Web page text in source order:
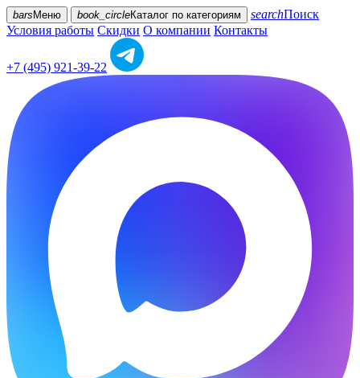
bars Меню book_circleКаталог по категориям searchПоиск
Условия работы Скидки О компании Контакты
+7 (495) 921-39-22